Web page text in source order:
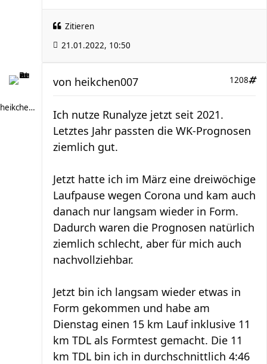
Zitieren
21.01.2022, 10:50
heikchen007
1208
von heikchen007
Ich nutze Runalyze jetzt seit 2021.
Letztes Jahr passten die WK-Prognosen
ziemlich gut.
Jetzt hatte ich im März eine dreiwöchige
Laufpause wegen Corona und kam auch
danach nur langsam wieder in Form.
Dadurch waren die Prognosen natürlich
ziemlich schlecht, aber für mich auch
nachvollziehbar.
Jetzt bin ich langsam wieder etwas in
Form gekommen und habe am
Dienstag einen 15 km Lauf inklusive 11
km TDL als Formtest gemacht. Die 11
km TDL bin ich in durchschnittlich 4:46